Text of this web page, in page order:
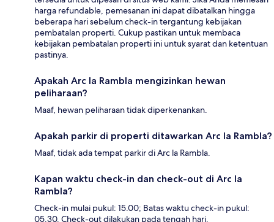
harga refundable, pemesanan ini dapat dibatalkan hingga
beberapa hari sebelum check-in tergantung kebijakan
pembatalan properti. Cukup pastikan untuk membaca
kebijakan pembatalan properti ini untuk syarat dan ketentuan
pastinya.
Apakah Arc la Rambla mengizinkan hewan
peliharaan?
Maaf, hewan peliharaan tidak diperkenankan.
Apakah parkir di properti ditawarkan Arc la Rambla?
Maaf, tidak ada tempat parkir di Arc la Rambla.
Kapan waktu check-in dan check-out di Arc la
Rambla?
Check-in mulai pukul: 15.00; Batas waktu check-in pukul:
05.30. Check-out dilakukan pada tengah hari.